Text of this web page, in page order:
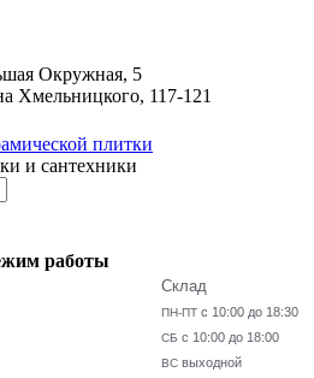
Окружная, 5
Хмельницкого, 117-121
и сантехники
работы
Склад
ПН-ПТ с 10:00 до 18:30
СБ с 10:00 до 18:00
ВС выходной